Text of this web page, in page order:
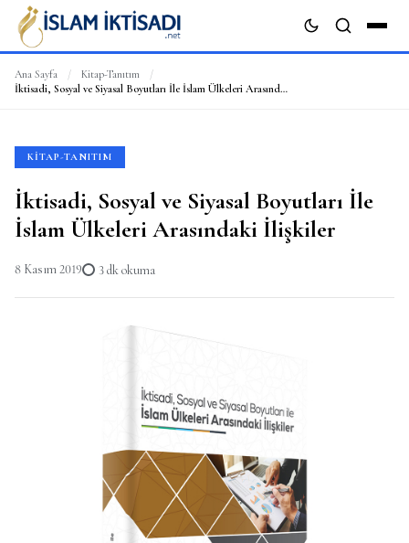
ARA
Ana Sayfa / Kitap-Tanıtım
/
İktisadi, Sosyal ve Siyasal Boyutları İle İslam Ülkeleri Arasındaki İlişkiler
KITAP-TANITIM
İktisadi, Sosyal ve Siyasal Boyutları İle
İslam Ülkeleri Arasındaki İlişkiler
8 Kasım 2019 3 dk okuma